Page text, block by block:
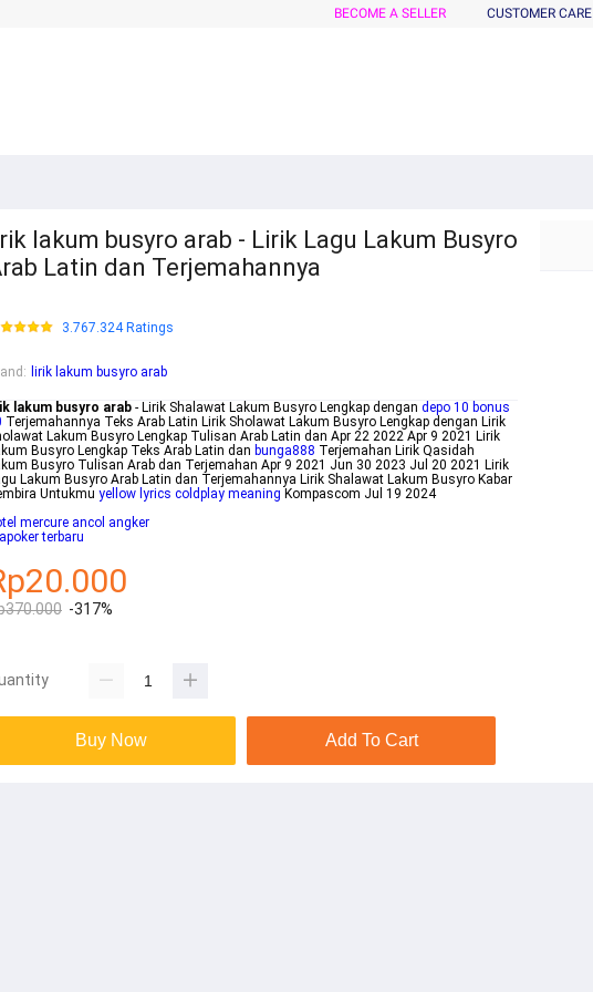
BECOME A SELLER CUSTOMER CARE
lakum busyro arab - Lirik Lagu Lakum Busyro
Latin dan Terjemahannya
3.767.324 Ratings
: lirik lakum busyro arab
lakum busyro arab - Lirik Shalawat Lakum Busyro Lengkap dengan depo 10 bonus
Terjemahannya Teks Arab Latin Lirik Sholawat Lakum Busyro Lengkap dengan Lirik
Lakum Busyro Lengkap Tulisan Arab Latin dan Apr 22 2022 Apr 9 2021 Lirik
Busyro Lengkap Teks Arab Latin dan bunga888 Terjemahan Lirik Qasidah
Busyro Tulisan Arab dan Terjemahan Apr 9 2021 Jun 30 2023 Jul 20 2021 Lirik
Lakum Busyro Arab Latin dan Terjemahannya Lirik Shalawat Lakum Busyro Kabar
Untukmu yellow lyrics coldplay meaning Kompascom Jul 19 2024
mercure ancol angker
terbaru
-317%
Buy Now Add To Cart